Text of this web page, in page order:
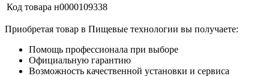
Код товара н0000109338
Приобретая товар в Пищевые технологии вы получаете:
Помощь профессионала при выборе
Официальную гарантию
Возможность качественной установки и сервиса